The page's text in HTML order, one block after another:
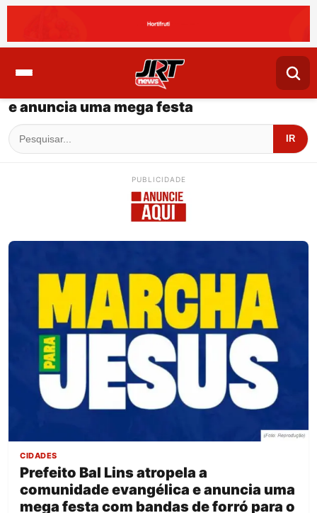
e anuncia uma mega festa
IR
PUBLICIDADE
CIDADES
Prefeito Bal Lins atropela a
comunidade evangélica e anuncia uma
mega festa com bandas de forró para o